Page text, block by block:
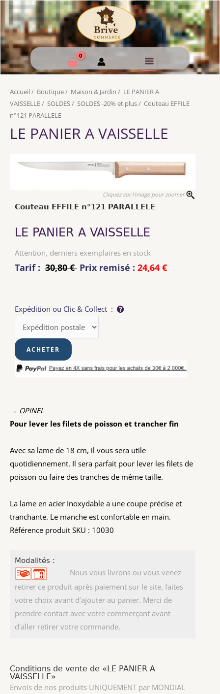
Accueil / Boutique/ Maison & Jardin / LE PANIER A
VAISSELLE/ SOLDES/ SOLDES -20% et plus/ Couteau EFFILE
n°121 PARALLELE
LE PANIER A VAISSELLE
Cliquez sur l'image pour zoomer
Couteau EFFILE n°121 PARALLELE
LE PANIER A VAISSELLE
Attention, derniers exemplaires en stock
Tarif : 30,80 € Prix remisé : 24,64 €
Expédition ou Clic & Collect :
→ OPINEL
Pour lever les filets de poisson et trancher fin
Avec sa lame de 18 cm, il vous sera utile
quotidiennement. Il sera parfait pour lever les filets de
poisson ou faire des tranches de même taille.
La lame en acier Inoxydable a une coupe précise et
tranchante. Le manche est confortable en main.
Référence produit SKU : 10030
Modalités :
Nous vous livrons ou vous venez
retirer ce produit après paiement sur le site, faites
votre choix avant d’ajouter au panier. Merci de
prendre contact avec votre commerçant avant
d'aller retirer votre commande.
Conditions de vente de «LE PANIER A
VAISSELLE»
Envois de nos produits UNIQUEMENT par MONDIAL